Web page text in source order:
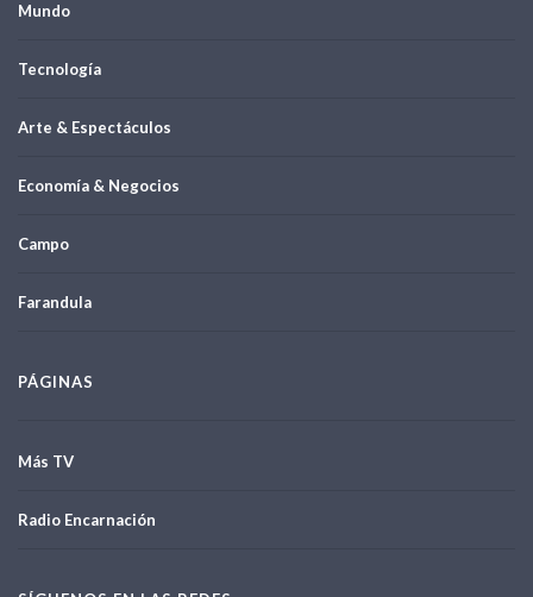
Mundo
Tecnología
Arte & Espectáculos
Economía & Negocios
Campo
Farandula
PÁGINAS
Más TV
Radio Encarnación